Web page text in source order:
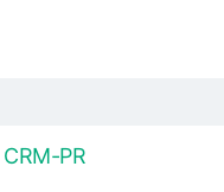
CRM-PR